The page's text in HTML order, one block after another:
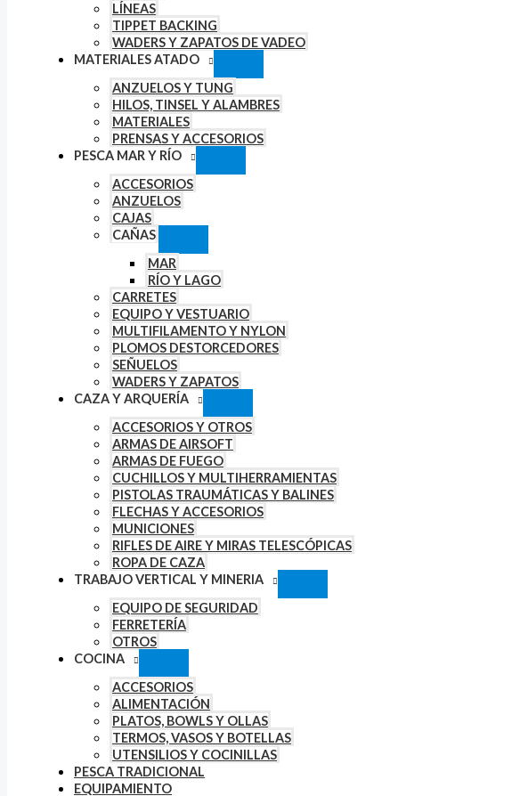
LÍNEAS
TIPPET BACKING
WADERS Y ZAPATOS DE VADEO
MATERIALES ATADO
ANZUELOS Y TUNG
HILOS, TINSEL Y ALAMBRES
MATERIALES
PRENSAS Y ACCESORIOS
PESCA MAR Y RÍO
ACCESORIOS
ANZUELOS
CAJAS
CAÑAS
MAR
RÍO Y LAGO
CARRETES
EQUIPO Y VESTUARIO
MULTIFILAMENTO Y NYLON
PLOMOS DESTORCEDORES
SEÑUELOS
WADERS Y ZAPATOS
CAZA Y ARQUERÍA
ACCESORIOS Y OTROS
ARMAS DE AIRSOFT
ARMAS DE FUEGO
CUCHILLOS Y MULTIHERRAMIENTAS
PISTOLAS TRAUMÁTICAS Y BALINES
FLECHAS Y ACCESORIOS
MUNICIONES
RIFLES DE AIRE Y MIRAS TELESCÓPICAS
ROPA DE CAZA
TRABAJO VERTICAL Y MINERIA
EQUIPO DE SEGURIDAD
FERRETERÍA
OTROS
COCINA
ACCESORIOS
ALIMENTACIÓN
PLATOS, BOWLS Y OLLAS
TERMOS, VASOS Y BOTELLAS
UTENSILIOS Y COCINILLAS
PESCA TRADICIONAL
EQUIPAMIENTO